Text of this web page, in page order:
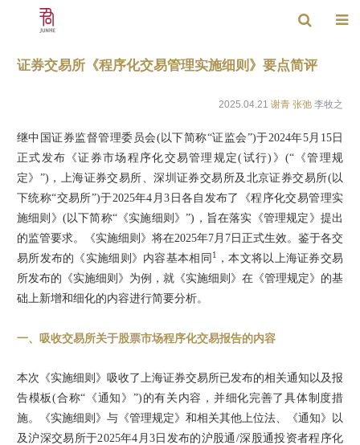
证券交易所《程序化交易管理实施细则》要点简评
2025.04.21 谢青 张弛 李牧之
继中国证券监督管理委员会(以下简称“证监会”)于2024年5月15日
正式发布《证券市场程序化交易管理规定(试行)》(“《管理规
定》”)，上海证券交易所、深圳证券交易所及北京证券交易所(以
下统称“交易所”)于2025年4月3日各自发布了《程序化交易管理实
施细则》(以下简称“《实施细则》”)，旨在落实《管理规定》提出
的监管要求。《实施细则》将在2025年7月7日正式生效。鉴于各交
易所发布的《实施细则》内容基本相同 1
，本文将以上海证券交易
所发布的《实施细则》为例，就《实施细则》在《管理规定》的基
础上新增和细化的内容进行简要分析。
一、吸收交易所关于股票市场程序化交易报告的内容
本次《实施细则》吸收了上海证券交易所已发布的相关通知以及报
告模板(合称“《通知》”)的有关内容，并细化完善了具体制度措
施。《实施细则》与《管理规定》和相关其他上位法、《通知》以
及沪深交易所于2025年4月3日发布的沪股通/深股通投资者程序化